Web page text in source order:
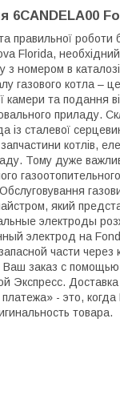
6CANDELA00
правильної роботи
Florida,
з номером в
газового котла –
камери та подання
приладу.
сталевої
запчастини котлів,
Тому дуже
який
электроды
электрод на
части
заказ с помощью
- это, когда
товара.